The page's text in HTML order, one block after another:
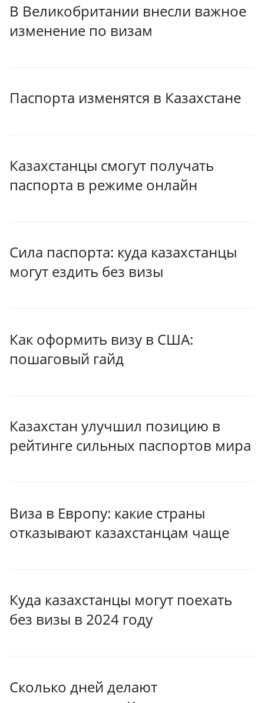
В Великобритании внесли важное
изменение по визам
Паспорта изменятся в Казахстане
Казахстанцы смогут получать
паспорта в режиме онлайн
Сила паспорта: куда казахстанцы
могут ездить без визы
Как оформить визу в США:
пошаговый гайд
Казахстан улучшил позицию в
рейтинге сильных паспортов мира
Виза в Европу: какие страны
отказывают казахстанцам чаще
Куда казахстанцы могут поехать
без визы в 2024 году
Сколько дней делают